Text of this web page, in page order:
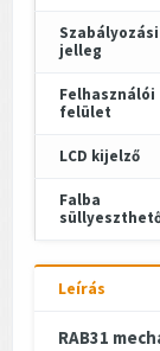
Szabályozási
jelleg
Felhasználói
felület
LCD kijelző
Falba
Leírás
RAB31